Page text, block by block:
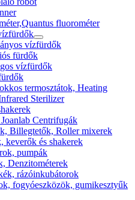
fluorométer
vízfürdők
fürdők
vízfürdők
termosztátok, Heating
Sterilizer
Centrifugák
Billegtetők, Roller mixerek
keverők és shakerek
pumpák
Denzitométerek
rázóinkubátorok
fogyóeszközök, gumikesztyűk